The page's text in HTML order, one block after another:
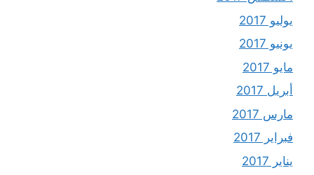
يوليو 2017
يونيو 2017
مايو 2017
أبريل 2017
مارس 2017
فبراير 2017
يناير 2017